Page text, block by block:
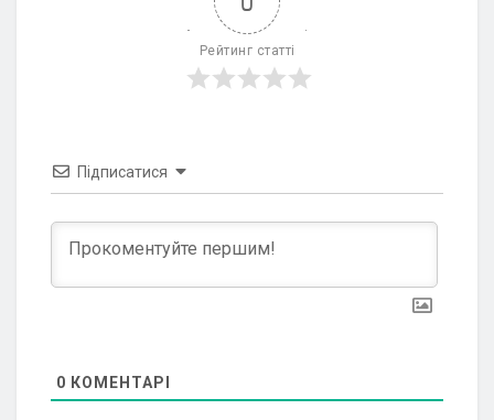
Рейтинг статті
Підписатися
0 КОМЕНТАРІ